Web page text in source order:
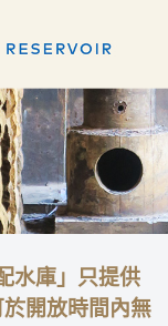
水庫」只提供
開放時間內無